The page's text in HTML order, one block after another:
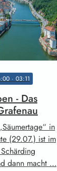
· 03:11
- Das
in
(29.07.) ist im
dann macht …